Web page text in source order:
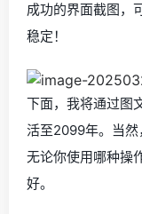
成功的界面截图，
稳定！
下面，我将通过图
活至2099年。当然
无论你使用哪种操
好。